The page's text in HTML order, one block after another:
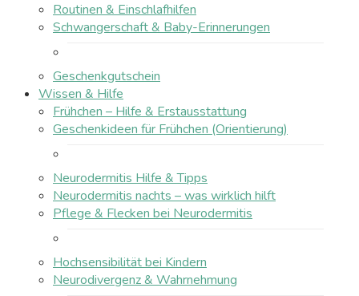
Routinen & Einschlafhilfen
Schwangerschaft & Baby-Erinnerungen
Geschenkgutschein
Wissen & Hilfe
Frühchen – Hilfe & Erstausstattung
Geschenkideen für Frühchen (Orientierung)
Neurodermitis Hilfe & Tipps
Neurodermitis nachts – was wirklich hilft
Pflege & Flecken bei Neurodermitis
Hochsensibilität bei Kindern
Neurodivergenz & Wahrnehmung